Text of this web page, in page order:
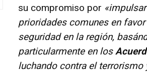
su compromiso por
prioridades comunes en
seguridad en la región,
particularmente en los
luchando contra el terrorismo